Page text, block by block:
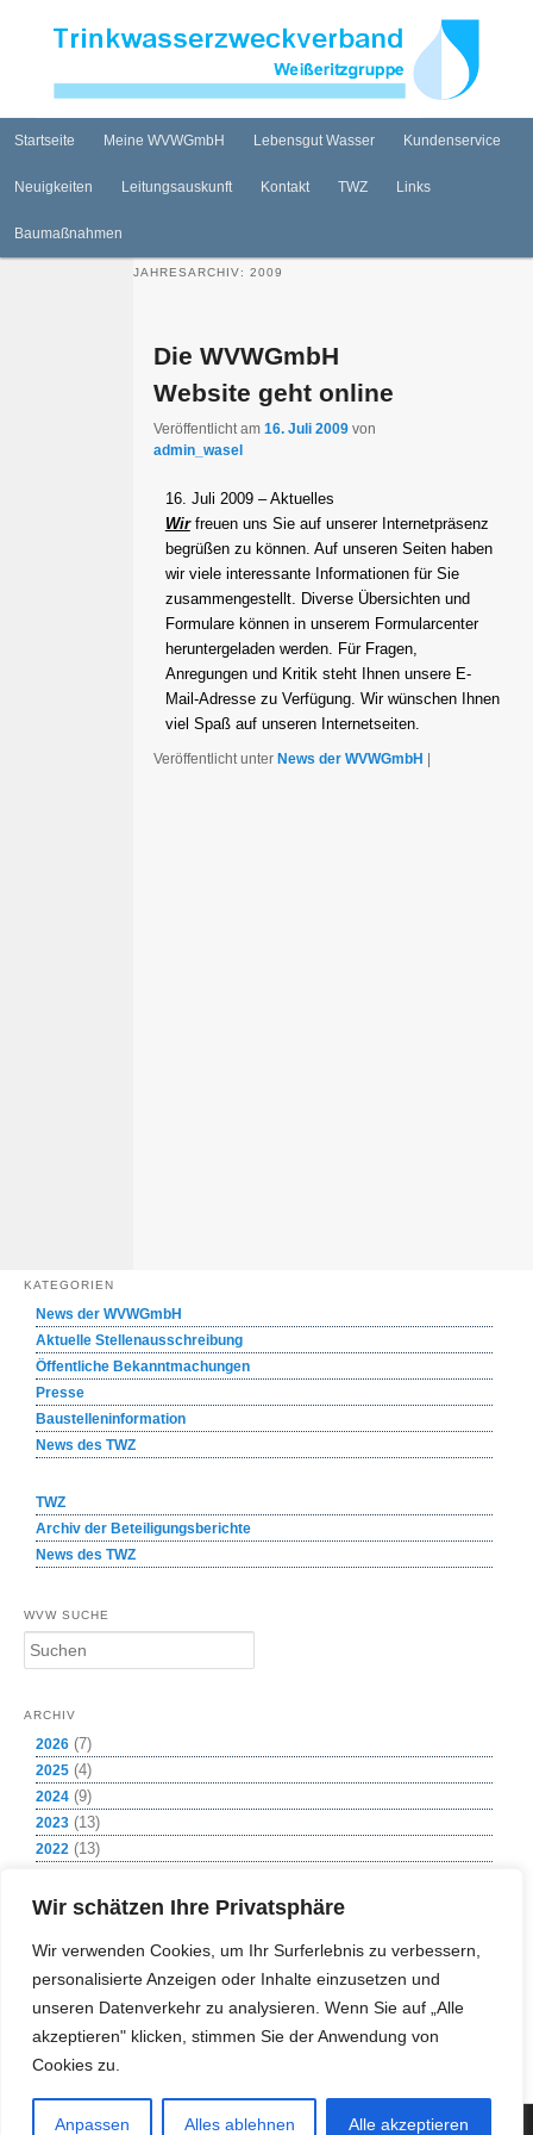
Wir schätzen Ihre Privatsphäre
Wir verwenden Cookies, um Ihr Surferlebnis zu verbessern,
personalisierte Anzeigen oder Inhalte einzusetzen und
unseren Datenverkehr zu analysieren. Wenn Sie auf „Alle
akzeptieren" klicken, stimmen Sie der Anwendung von
Cookies zu.
Anpassen Alles ablehnen Alle akzeptieren
springen
sekundären
springenWasserversorgung Weißeritzgruppe
GmbH
Startseite Meine WVWGmbH Lebensgut Wasser Kundenservice
Neuigkeiten Leitungsauskunft Kontakt TWZ Links
Baumaßnahmen
JAHRESARCHIV: 2009
Die WVWGmbH
Website geht online
Veröffentlicht am 16. Juli 2009 von
admin_wasel
16. Juli 2009 – Aktuelles
Wirfreuen uns Sie auf unserer Internetpräsenz
begrüßen zu können. Auf unseren Seiten haben
wir viele interessante Informationen für Sie
zusammengestellt. Diverse Übersichten und
Formulare können in unserem Formularcenter
heruntergeladen werden. Für Fragen,
Anregungen und Kritik steht Ihnen unsere E-
Mail-Adresse zu Verfügung. Wir wünschen Ihnen
viel Spaß auf unseren Internetseiten.
Veröffentlicht unter News der WVWGmbH
KATEGORIEN
News der WVWGmbH
Aktuelle Stellenausschreibung
Öffentliche Bekanntmachungen
Presse
Baustelleninformation
News des TWZ
TWZ
Archiv der Beteiligungsberichte
News des TWZ
WVW SUCHE
S
h
ARCHIV
2026 (7)
2025 (4)
2024 (9)
2023 (13)
2022 (13)
2020 (1)
2018(11)
2017(11)
2016(2)
2015(4)
2009(1)
(c) Copyright 2018 Wasserversorgung Weißeritzgruppe GmbH